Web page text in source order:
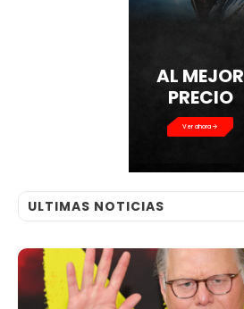
AL MEJOR
PRECIO
Ver ahora
ULTIMAS NOTICIAS